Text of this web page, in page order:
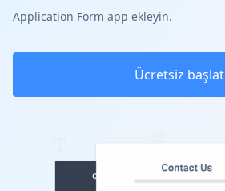
Application Form app ekleyin.
Ücretsiz başlat